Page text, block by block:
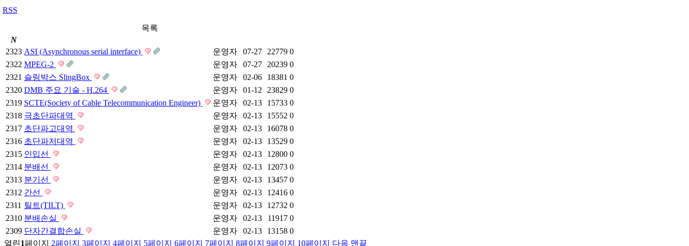
RSS
목록
N
2323 ASI (Asynchronous serial interface) 운영자 07-27 22779 0
2322 MPEG-2 운영자 07-27 20239 0
2321 슬링박스 SlingBox 운영자 02-06 18381 0
2320 DMB 주요 기술 - H.264 운영자 01-12 23829 0
2319 SCTE(Society of Cable Telecommunication Engineer) 운영자 02-13 15733 0
2318 극초단파대역 운영자 02-13 15552 0
2317 초단파고대역 운영자 02-13 16078 0
2316 초단파저대역 운영자 02-13 13529 0
2315 인입선 운영자 02-13 12800 0
2314 분배선 운영자 02-13 12073 0
2313 분기선 운영자 02-13 13457 0
2312 간선 운영자 02-13 12416 0
2311 틸트(TILT) 운영자 02-13 12732 0
2310 분배손실 운영자 02-13 11917 0
2309 단자간결합손실 운영자 02-13 13158 0
열린1페이지 2페이지 3페이지 4페이지 5페이지 6페이지 7페이지 8페이지 9페이지 10페이지 다음 맨끝